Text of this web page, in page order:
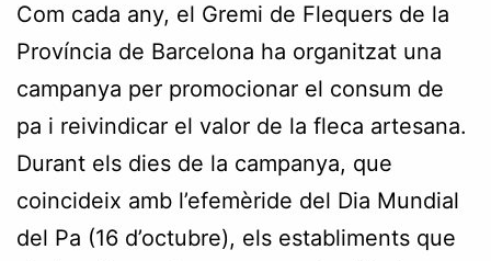
Com cada any, el Gremi de Flequers de la
Província de Barcelona ha organitzat una
campanya per promocionar el consum de
pa i reivindicar el valor de la fleca artesana.
Durant els dies de la campanya, que
coincideix amb l’efemèride del Dia Mundial
del Pa (16 d’octubre), els establiments que